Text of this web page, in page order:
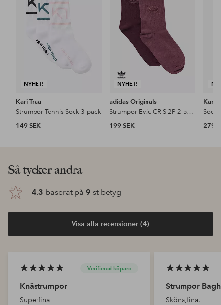
NYHET!
Kari Traa
Strumpor Tennis Sock 3-pack
149 SEK
NYHET!
adidas Originals
Strumpor Ev.ic CR S 2P 2-pack
199 SEK
Kari
279
Så tycker andra
4.3 baserat på 9 st betyg
Visa alla recensioner (4)
Verifierad köpare
Knästrumpor
Superfina
Strumpor
Sköna,fina.